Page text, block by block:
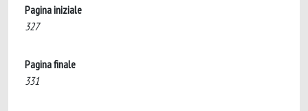
Pagina iniziale
327
Pagina finale
331